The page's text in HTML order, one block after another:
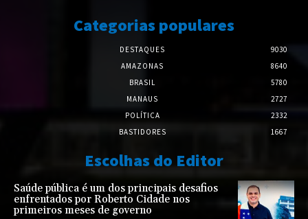
Categorias populares
DESTAQUES
9030
AMAZONAS
8640
BRASIL
5780
MANAUS
2727
POLÍTICA
2332
BASTIDORES
1667
Escolhas do Editor
Saúde pública é um dos principais desafios
enfrentados por Roberto Cidade nos
primeiros meses de governo